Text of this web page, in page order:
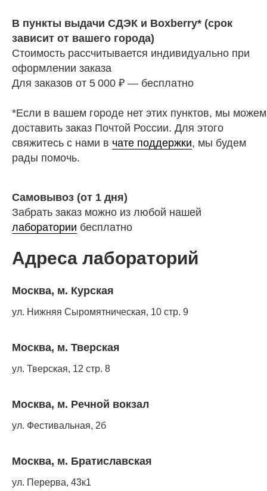
В пункты выдачи СДЭК и Boxberry* (срок
зависит от вашего города)
Стоимость рассчитывается индивидуально при
оформлении заказа
Для заказов от 5 000 ₽ — бесплатно
*Если в вашем городе нет этих пунктов, мы можем
доставить заказ Почтой России. Для этого
свяжитесь с нами в чате поддержки, мы будем
рады помочь.
Самовывоз (от 1 дня)
Забрать заказ можно из любой нашей
лаборатории бесплатно
Адреса лабораторий
Москва, м. Курская
ул. Нижняя Сыромятническая, 10 стр. 9
Москва, м. Тверская
ул. Тверская, 12 стр. 8
Москва, м. Речной вокзал
ул. Фестивальная, 2б
Москва, м. Братиславская
ул. Перерва, 43к1